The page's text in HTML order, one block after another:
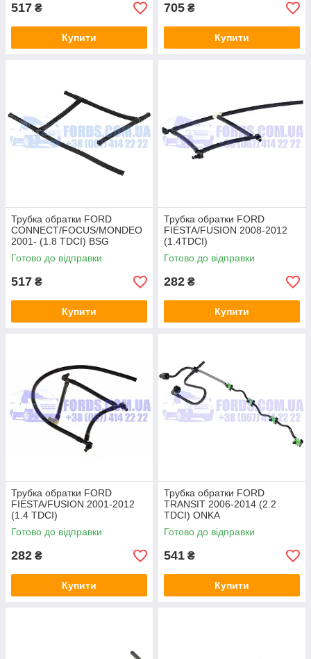
517 ₴
Купити
705 ₴
Купити
Трубка обратки FORD
CONNECT/FOCUS/MONDEO
2001- (1.8 TDCI) BSG
Готово до відправки
517 ₴
Купити
Трубка обратки FORD
FIESTA/FUSION 2008-2012
(1.4TDCI)
(1552402/7V2Q9K022AA/BSG
30-720-249) BSG
Готово до відправки
282 ₴
Купити
Трубка обратки FORD
FIESTA/FUSION 2001-2012
(1.4 TDCI)
(1444973/2S6Q9K022AD/ERC
139) ERC
Готово до відправки
282 ₴
Купити
Трубка обратки FORD
TRANSIT 2006-2014 (2.2
TDCI) ONKA
Готово до відправки
541 ₴
Купити